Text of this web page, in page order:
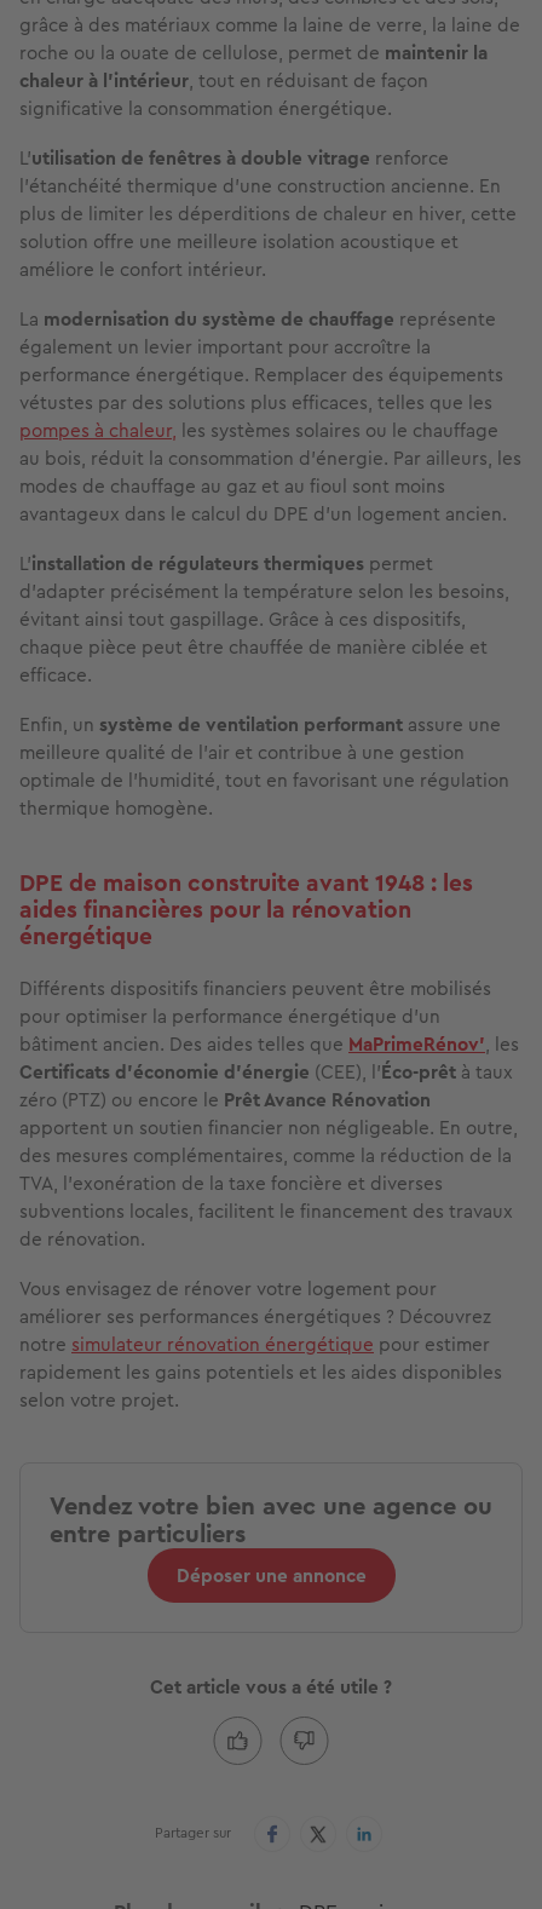
grâce à des matériaux comme la laine de verre, la laine de
roche ou la ouate de cellulose, permet de maintenir la
chaleur à l’intérieur, tout en réduisant de façon
significative la consommation énergétique.
L'utilisation de fenêtres à double vitrage renforce
l’étanchéité thermique d'une construction ancienne. En
plus de limiter les déperditions de chaleur en hiver, cette
solution offre une meilleure isolation acoustique et
améliore le confort intérieur.
La modernisation du système de chauffage représente
également un levier important pour accroître la
performance énergétique. Remplacer des équipements
vétustes par des solutions plus efficaces, telles que les
pompes à chaleur, les systèmes solaires ou le chauffage
au bois, réduit la consommation d’énergie. Par ailleurs, les
modes de chauffage au gaz et au fioul sont moins
avantageux dans le calcul du DPE d’un logement ancien.
L’installation de régulateurs thermiques permet
d’adapter précisément la température selon les besoins,
évitant ainsi tout gaspillage. Grâce à ces dispositifs,
chaque pièce peut être chauffée de manière ciblée et
efficace.
Enfin, un système de ventilation performant assure une
meilleure qualité de l’air et contribue à une gestion
optimale de l’humidité, tout en favorisant une régulation
thermique homogène.
DPE de maison construite avant 1948 : les
aides financières pour la rénovation
énergétique
Différents dispositifs financiers peuvent être mobilisés
pour optimiser la performance énergétique d’un
bâtiment ancien. Des aides telles que MaPrimeRénov', les
Certificats d'économie d'énergie (CEE), l'Éco-prêt à taux
zéro (PTZ) ou encore le Prêt Avance Rénovation
apportent un soutien financier non négligeable. En outre,
des mesures complémentaires, comme la réduction de la
TVA, l’exonération de la taxe foncière et diverses
subventions locales, facilitent le financement des travaux
de rénovation.
Vous envisagez de rénover votre logement pour
améliorer ses performances énergétiques ? Découvrez
notre simulateur rénovation énergétique pour estimer
rapidement les gains potentiels et les aides disponibles
selon votre projet.
Vendez votre bien avec une agence ou
entre particuliers
Déposer une annonce
Cet article vous a été utile ?
Partager sur